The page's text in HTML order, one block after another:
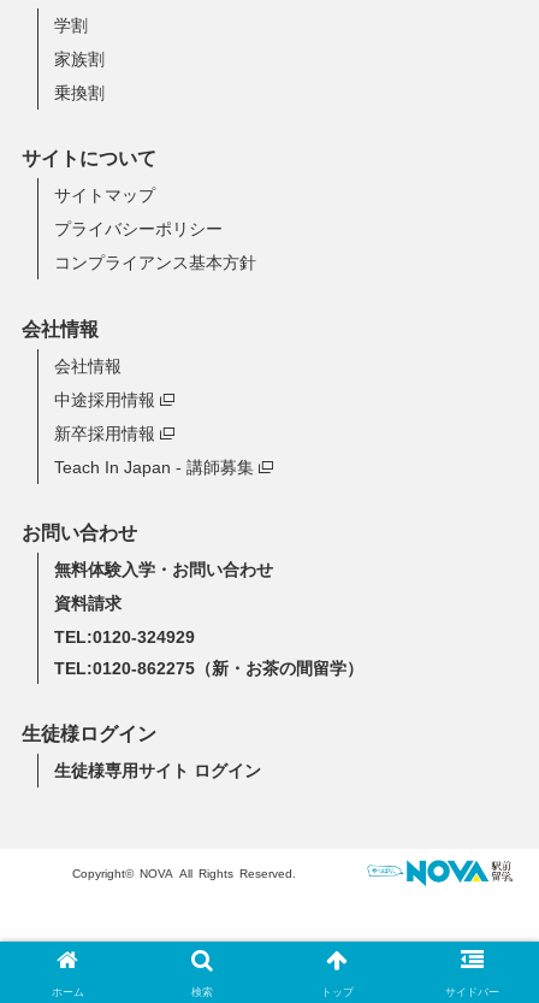
ホーム 検索 トップ サイドバー
学割
家族割
乗換割
サイトについて
サイトマップ
プライバシーポリシー
コンプライアンス基本方針
会社情報
会社情報
中途採用情報
新卒採用情報
Teach In Japan - 講師募集
お問い合わせ
無料体験入学・お問い合わせ
資料請求
TEL:0120-324929
TEL:0120-862275（新・お茶の間留学）
生徒様ログイン
生徒様専用サイト ログイン
Copyright© NOVA All Rights Reserved.